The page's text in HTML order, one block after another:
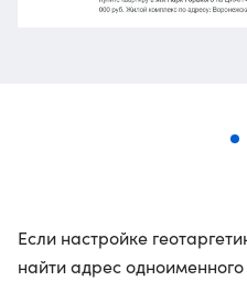
Если настройке
найти адрес